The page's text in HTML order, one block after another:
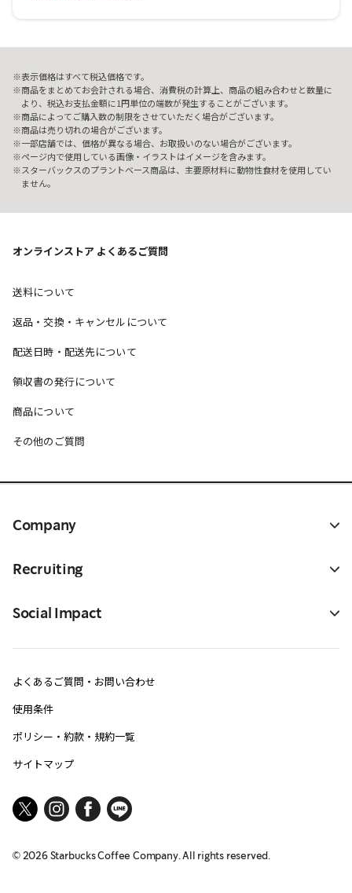
表示価格はすべて税込価格です。
商品をまとめてお会計される場合、消費税の計算上、商品の組み合わせと数量に
より、税込お支払金額に1円単位の端数が発生することがございます。
商品によってご購入数の制限をさせていただく場合がございます。
商品は売り切れの場合がございます。
一部店舗では、価格が異なる場合、お取扱いのない場合がございます。
ページ内で使用している画像・イラストはイメージを含みます。
スターバックスのプラントベース商品は、主要原材料に動物性食材を使用してい
ません。
オンラインストア よくあるご質問
送料について
返品・交換・キャンセルについて
配送日時・配送先について
領収書の発行について
商品について
その他のご質問
Company
Recruiting
Social Impact
よくあるご質問・お問い合わせ
使用条件
ポリシー・約款・規約一覧
サイトマップ
©2026Starbucks Coffee Company. All rights reserved.